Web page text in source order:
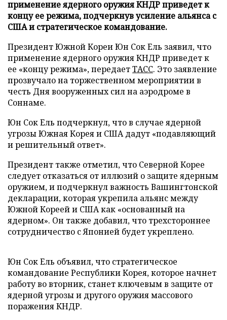
применение ядерного оружия КНДР приведет к
концу ее режима, подчеркнув усиление альянса с
США и стратегическое командование.
Президент Южной Кореи Юн Сок Ель заявил, что
применение ядерного оружия КНДР приведет к
ее «концу режима», передаетТАСС. Это заявление
прозвучало на торжественном мероприятии в
честь Дня вооруженных сил на аэродроме в
Соннаме.
Юн Сок Ель подчеркнул, что в случае ядерной
угрозы Южная Корея и США дадут «подавляющий
и решительный ответ».
Президент также отметил, что Северной Корее
следует отказаться от иллюзий о защите ядерным
оружием, и подчеркнул важность Вашингтонской
декларации, которая укрепила альянс между
Южной Кореей и США как «основанный на
ядерном». Он также добавил, что трехстороннее
сотрудничество с Японией будет укреплено.
Юн Сок Ель объявил, что стратегическое
командование Республики Корея, которое начнет
работу во вторник, станет ключевым в защите от
ядерной угрозы и другого оружия массового
поражения КНДР.